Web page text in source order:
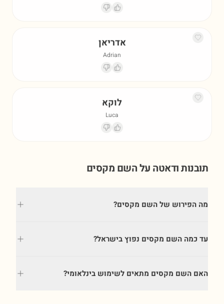
אדריאן
Adrian
לוקא
Luca
תובנות ודאטה על השם מקסים
מה הפירוש של השם מקסים?
עד כמה השם מקסים נפוץ בישראל?
האם השם מקסים מתאים לשימוש בינלאומי?